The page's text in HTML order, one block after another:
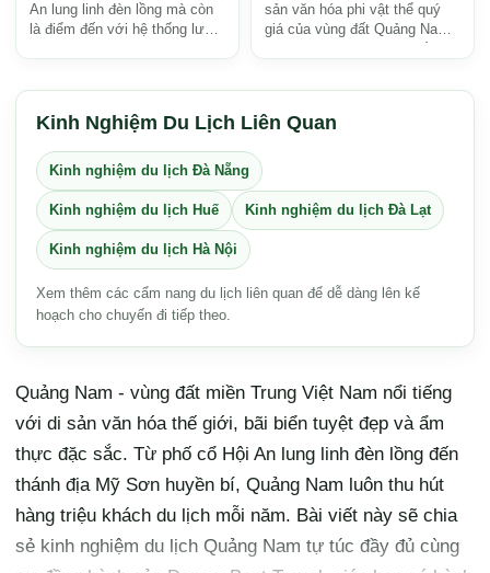
An lung linh đèn lồng mà còn
là điểm đến với hệ thống lưu
sản văn hóa phi vật thể quý
giá của vùng đất Quảng Nam,
Kinh Nghiệm Du Lịch Liên Quan
Kinh nghiệm du lịch Đà Nẵng
Kinh nghiệm du lịch Huế Kinh nghiệm du lịch Đà Lạt
Kinh nghiệm du lịch Hà Nội
Xem thêm các cẩm nang du lịch liên quan để dễ dàng lên kế
hoạch cho chuyến đi tiếp theo.
Quảng Nam - vùng đất miền Trung Việt Nam nổi tiếng
với di sản văn hóa thế giới, bãi biển tuyệt đẹp và ẩm
thực đặc sắc. Từ phố cổ Hội An lung linh đèn lồng đến
thánh địa Mỹ Sơn huyền bí, Quảng Nam luôn thu hút
hàng triệu khách du lịch mỗi năm. Bài viết này sẽ chia
sẻ kinh nghiệm du lịch Quảng Nam tự túc đầy đủ cùng